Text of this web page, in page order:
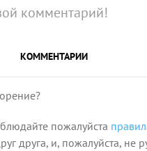
комментарий!
КОММЕНТАРИИ
пожалуйста
друга, и, пожалуйста, не